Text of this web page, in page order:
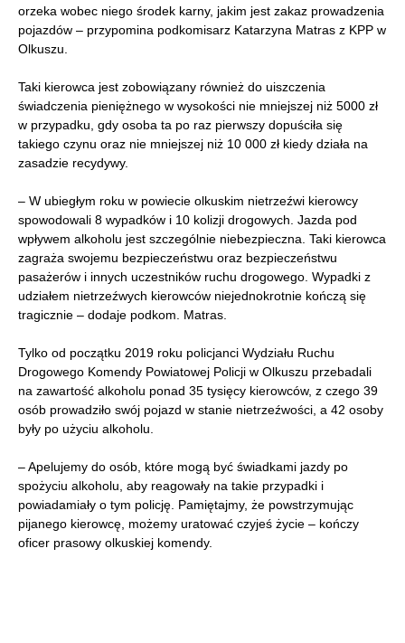
orzeka wobec niego środek karny, jakim jest zakaz prowadzenia
pojazdów – przypomina podkomisarz Katarzyna Matras z KPP w
Olkuszu.
Taki kierowca jest zobowiązany również do uiszczenia
świadczenia pieniężnego w wysokości nie mniejszej niż 5000 zł
w przypadku, gdy osoba ta po raz pierwszy dopuściła się
takiego czynu oraz nie mniejszej niż 10 000 zł kiedy działa na
zasadzie recydywy.
– W ubiegłym roku w powiecie olkuskim nietrzeźwi kierowcy
spowodowali 8 wypadków i 10 kolizji drogowych. Jazda pod
wpływem alkoholu jest szczególnie niebezpieczna. Taki kierowca
zagraża swojemu bezpieczeństwu oraz bezpieczeństwu
pasażerów i innych uczestników ruchu drogowego. Wypadki z
udziałem nietrzeźwych kierowców niejednokrotnie kończą się
tragicznie – dodaje podkom. Matras.
Tylko od początku 2019 roku policjanci Wydziału Ruchu
Drogowego Komendy Powiatowej Policji w Olkuszu przebadali
na zawartość alkoholu ponad 35 tysięcy kierowców, z czego 39
osób prowadziło swój pojazd w stanie nietrzeźwości, a 42 osoby
były po użyciu alkoholu.
– Apelujemy do osób, które mogą być świadkami jazdy po
spożyciu alkoholu, aby reagowały na takie przypadki i
powiadamiały o tym policję. Pamiętajmy, że powstrzymując
pijanego kierowcę, możemy uratować czyjeś życie – kończy
oficer prasowy olkuskiej komendy.